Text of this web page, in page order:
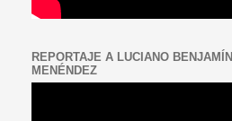
REPORTAJE A LUCIANO BENJAMÍN
MENÉNDEZ